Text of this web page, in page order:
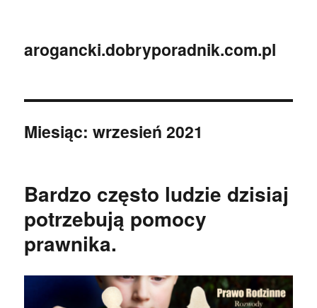
arogancki.dobryporadnik.com.pl
Miesiąc:wrzesień 2021
Bardzo często ludzie dzisiaj
potrzebują pomocy
prawnika.